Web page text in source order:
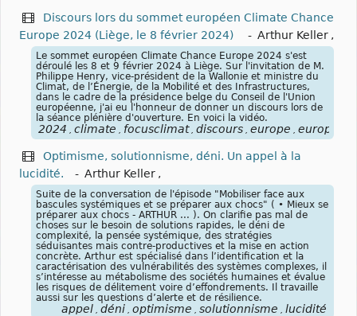
Discours lors du sommet européen Climate Chance
Europe 2024 (Liège, le 8 février 2024)
- Arthur Keller ,
Le sommet européen Climate Chance Europe 2024 s'est
déroulé les 8 et 9 février 2024 à Liège. Sur l'invitation de M.
Philippe Henry, vice-président de la Wallonie et ministre du
Climat, de l’Énergie, de la Mobilité et des Infrastructures,
dans le cadre de la présidence belge du Conseil de l'Union
européenne, j'ai eu l'honneur de donner un discours lors de
la séance plénière d'ouverture. En voici la vidéo.
2024 climate focusclimat discours europe européen
Optimisme, solutionnisme, déni. Un appel à la
lucidité.
- Arthur Keller ,
Suite de la conversation de l'épisode "Mobiliser face aux
bascules systémiques et se préparer aux chocs" ( • Mieux se
préparer aux chocs - ARTHUR ... ). On clarifie pas mal de
choses sur le besoin de solutions rapides, le déni de
complexité, la pensée systémique, des stratégies
séduisantes mais contre-productives et la mise en action
concrète. Arthur est spécialisé dans l’identification et la
caractérisation des vulnérabilités des systèmes complexes, il
s’intéresse au métabolisme des sociétés humaines et évalue
les risques de délitement voire d’effondrements. Il travaille
aussi sur les questions d’alerte et de résilience.
appel déni optimisme solutionnisme lucidité